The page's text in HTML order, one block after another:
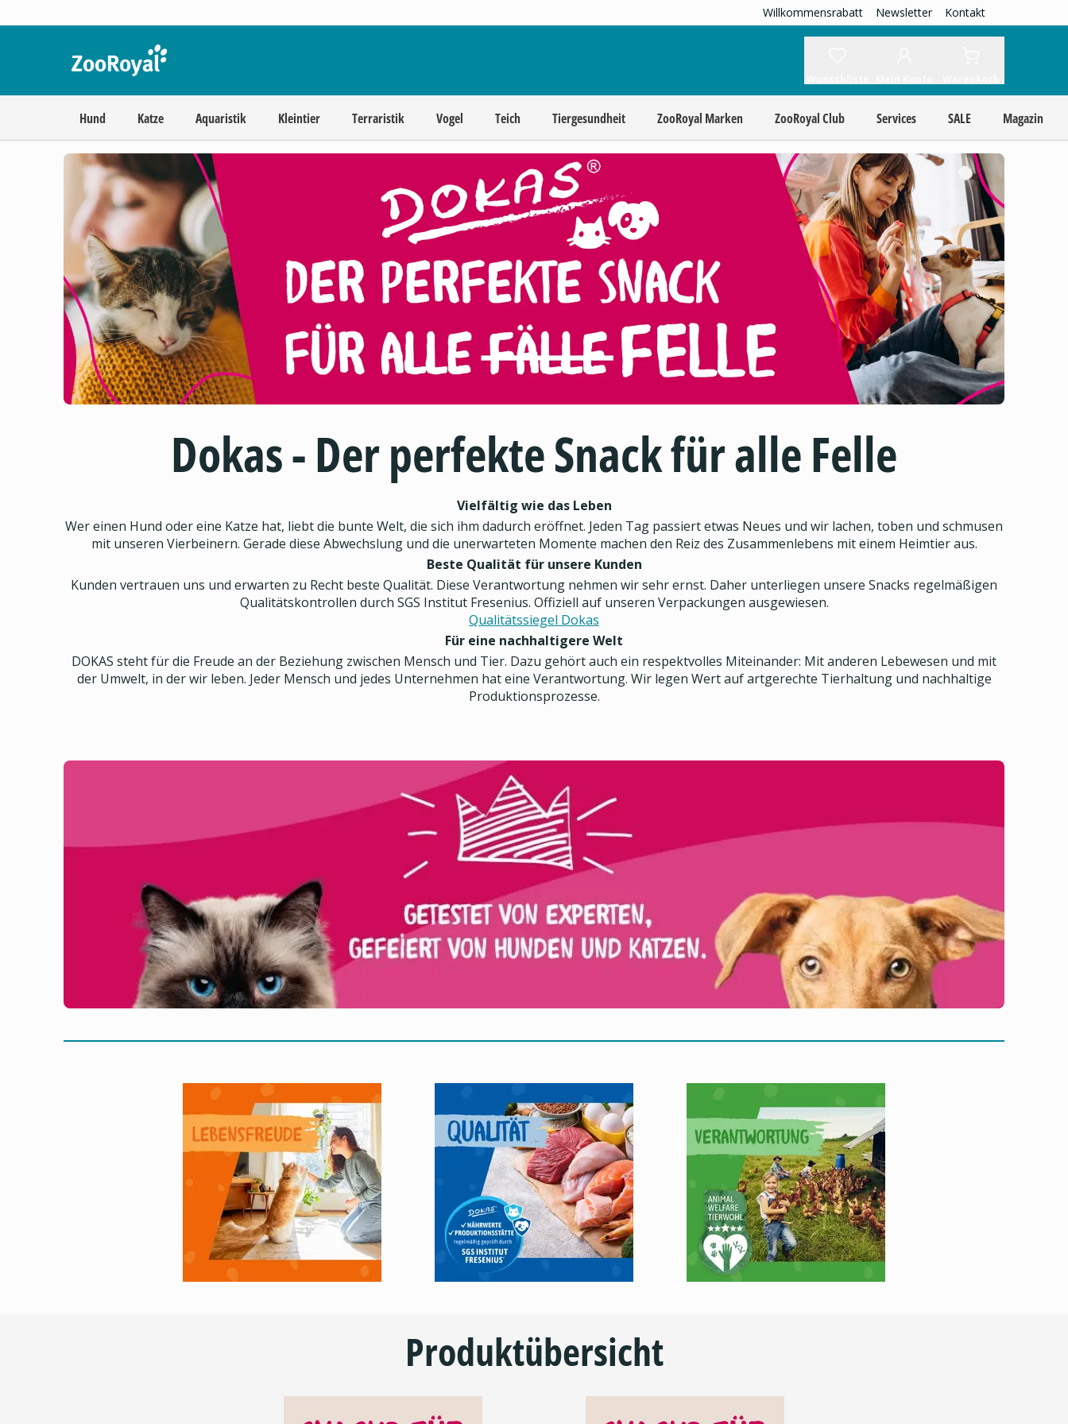
Willkommensrabatt Newsletter Kontakt
Hund Katze Aquaristik Kleintier Terraristik Vogel Teich Tiergesundheit ZooRoyal Marken ZooRoyal Club Services SALE Magazin
Dokas - Der perfekte Snack für alle Felle
Vielfältig wie das Leben
Wer einen Hund oder eine Katze hat, liebt die bunte Welt, die sich ihm dadurch eröffnet. Jeden Tag passiert etwas Neues und wir lachen, toben und schmusen
mit unseren Vierbeinern. Gerade diese Abwechslung und die unerwarteten Momente machen den Reiz des Zusammenlebens mit einem Heimtier aus.
Beste Qualität für unsere Kunden
Kunden vertrauen uns und erwarten zu Recht beste Qualität. Diese Verantwortung nehmen wir sehr ernst. Daher unterliegen unsere Snacks regelmäßigen
Qualitätskontrollen durch SGS Institut Fresenius. Offiziell auf unseren Verpackungen ausgewiesen.
Qualitätssiegel Dokas
Für eine nachhaltigere Welt
DOKAS steht für die Freude an der Beziehung zwischen Mensch und Tier. Dazu gehört auch ein respektvolles Miteinander: Mit anderen Lebewesen und mit
der Umwelt, in der wir leben. Jeder Mensch und jedes Unternehmen hat eine Verantwortung. Wir legen Wert auf artgerechte Tierhaltung und nachhaltige
Produktionsprozesse.
Produktübersicht